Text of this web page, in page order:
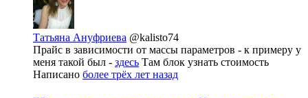
Татьяна Ануфриева @kalisto74
Прайс в зависимости от массы параметров - к примеру у
меня такой был - здесь Там блок узнать стоимость
Написано более трёх лет назад